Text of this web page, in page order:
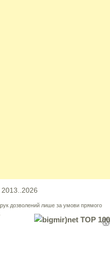
дозволений лише за умови прямого